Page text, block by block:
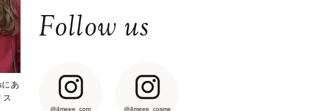
あ
ス
Follow us
@4meee_com @4meee_cosme